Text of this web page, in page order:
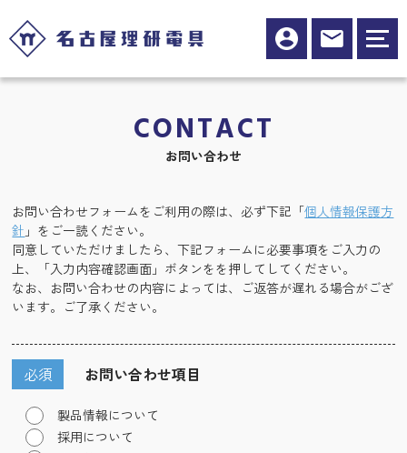
CONTACT
お問い合わせ
お問い合わせフォームをご利用の際は、必ず下記「個人情報保護方
針 」をご一読ください。
同意していただけましたら、下記フォームに必要事項をご入力の
上、「入力内容確認画面」ボタンをを押してしてください。
なお、お問い合わせの内容によっては、ご返答が遅れる場合がござ
います。ご了承ください。
お問い合わせ項目
必須
製品情報について
採用について